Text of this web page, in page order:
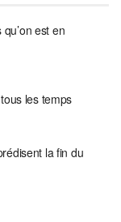
est en
les temps
la fin du